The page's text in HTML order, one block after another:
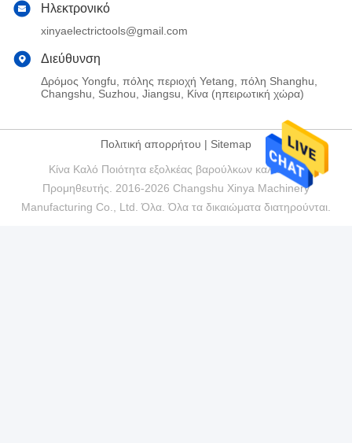
Ηλεκτρονικό
xinyaelectrictools@gmail.com
Διεύθυνση
Δρόμος Yongfu, πόλης περιοχή Yetang, πόλη Shanghu,
Changshu, Suzhou, Jiangsu, Κίνα (ηπειρωτική χώρα)
Πολιτική απορρήτου | Sitemap
Κίνα Καλό Ποιότητα εξολκέας βαρούλκων καλωδίων
Προμηθευτής. 2016-2026 Changshu Xinya Machinery
Manufacturing Co., Ltd. Όλα. Όλα τα δικαιώματα διατηρούνται.